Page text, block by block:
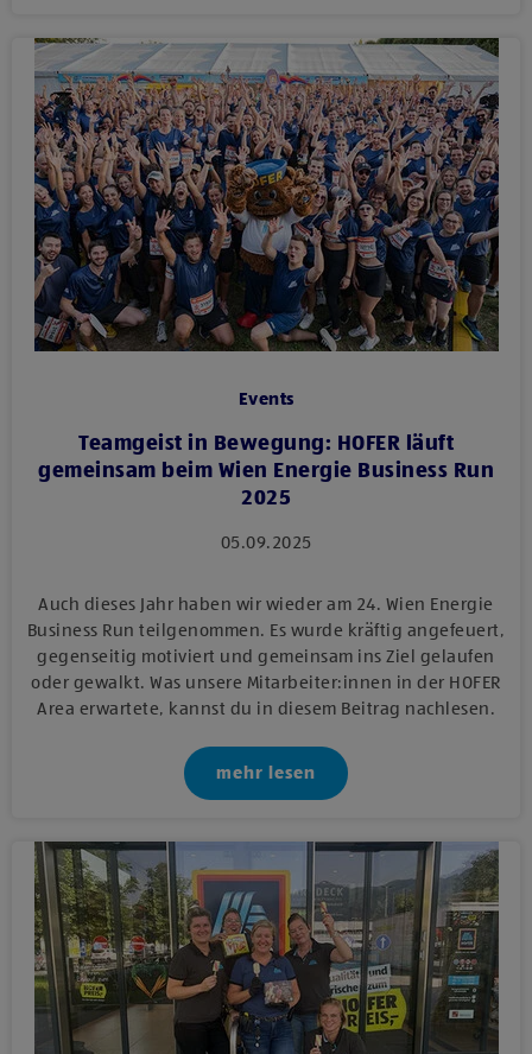
Events
Teamgeist in Bewegung: HOFER läuft
gemeinsam beim Wien Energie Business Run
2025
05.09.2025
Auch dieses Jahr haben wir wieder am 24. Wien Energie
Business Run teilgenommen. Es wurde kräftig angefeuert,
gegenseitig motiviert und gemeinsam ins Ziel gelaufen
oder gewalkt. Was unsere Mitarbeiter:innen in der HOFER
Area erwartete, kannst du in diesem Beitrag nachlesen.
mehr lesen